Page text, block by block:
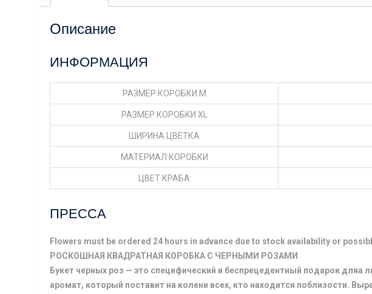
Описание
ИНФОРМАЦИЯ
РАЗМЕР КОРОБКИ M
РАЗМЕР КОРОБКИ XL
ШИРИНА ЦВЕТКА
МАТЕРИАЛ КОРОБКИ
ЦВЕТ КРАБА
ПРЕССА
Flowers must be ordered 24 hours in advance due to stock availability or
РОСКОШНАЯ КВАДРАТНАЯ КОРОБКА С ЧЕРНЫМИ РОЗАМИ
Букет черных роз — это специфический и беспрецедентный подарок
аромат, который поставит на колени всех, кто находится поблизости.